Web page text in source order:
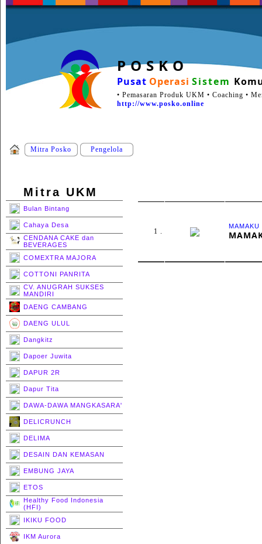
P O S K O
Pusat Operasi Sistem
• Pemasaran Produk UKM • Coaching •
http://www.posko.online
Mitra Posko Pengelola
Mitra UKM
Bulan Bintang
Cahaya Desa
CENDANA CAKE dan
BEVERAGES
COMEXTRA MAJORA
COTTONI PANRITA
CV. ANUGRAH SUKSES
MANDIRI
DAENG CAMBANG
DAENG ULUL
Dangkitz
Dapoer Juwita
DAPUR 2R
Dapur Tita
DAWA-DAWA MANGKASARA'
DELICRUNCH
DELIMA
DESAIN DAN KEMASAN
EMBUNG JAYA
ETOS
Healthy Food Indonesia
(HFI)
IKIKU FOOD
IKM Aurora
1 .